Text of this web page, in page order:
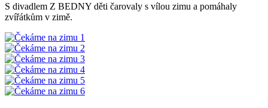
S divadlem Z BEDNY děti čarovaly s vílou zimu a pomáhaly
zvířátkům v zimě.